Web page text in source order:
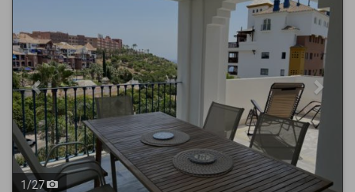
1 /27